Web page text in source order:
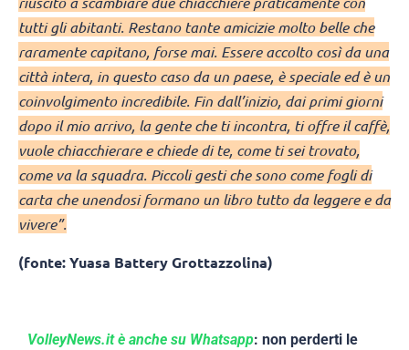
tutti gli abitanti. Restano tante amicizie molto belle che
raramente capitano, forse mai. Essere accolto così da una
città intera, in questo caso da un paese, è speciale ed è un
coinvolgimento incredibile. Fin dall’inizio, dai primi giorni
dopo il mio arrivo, la gente che ti incontra, ti offre il caffè,
vuole chiacchierare e chiede di te, come ti sei trovato,
come va la squadra. Piccoli gesti che sono come fogli di
carta che unendosi formano un libro tutto da leggere e da
vivere”.
(fonte: Yuasa Battery Grottazzolina)
VolleyNews.it è anche su Whatsapp: non perderti le